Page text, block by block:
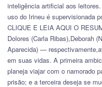
inteligência artificial aos
uso do Irineu é supervisionada
CLIQUE E LEIA AQUI O
Dolores (Carla Ribas),Deborah
Aparecida) —
em suas vidas. A primeira
planeja viajar com o namorado
prisão; e a terceira deseja se